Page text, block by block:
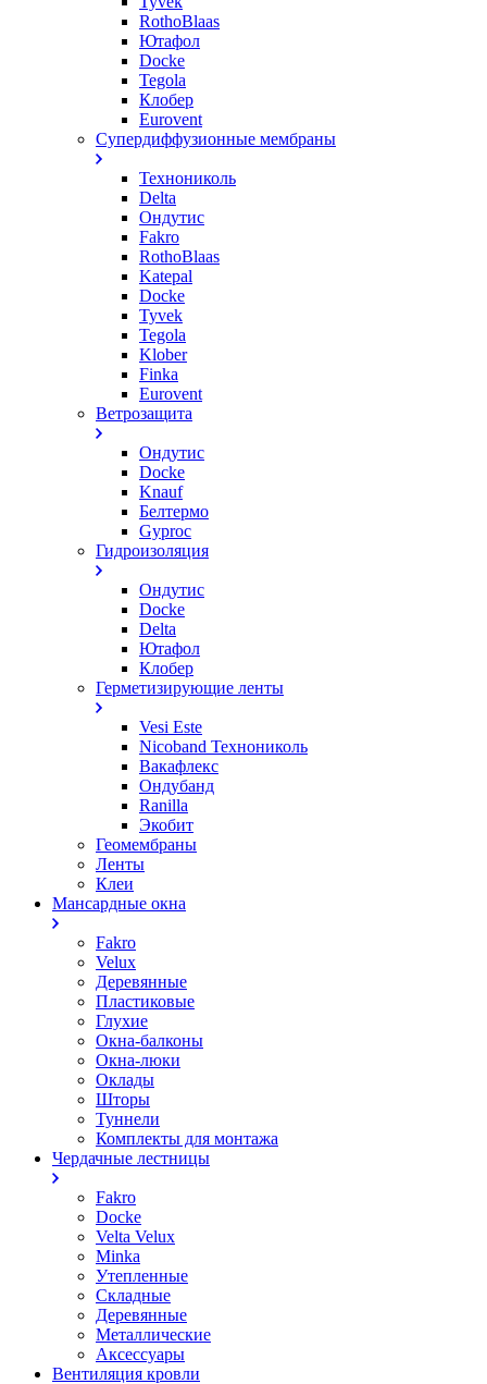
RothoBlaas
Ютафол
Docke
Tegola
Клобер
Eurovent
Супердиффузионные мембраны
Технониколь
Delta
Ондутис
Fakro
RothoBlaas
Katepal
Docke
Tyvek
Tegola
Klober
Finka
Eurovent
Ветрозащита
Ондутис
Docke
Knauf
Белтермо
Gyproc
Гидроизоляция
Ондутис
Docke
Delta
Ютафол
Клобер
Герметизирующие ленты
Vesi Este
Nicoband Технониколь
Вакафлекс
Ондубанд
Ranilla
Экобит
Геомембраны
Ленты
Клеи
Мансардные окна
Fakro
Velux
Деревянные
Пластиковые
Глухие
Окна-балконы
Окна-люки
Оклады
Шторы
Туннели
Комплекты для монтажа
Чердачные лестницы
Fakro
Docke
Velta Velux
Minka
Утепленные
Складные
Деревянные
Металлические
Аксессуары
Вентиляция кровли